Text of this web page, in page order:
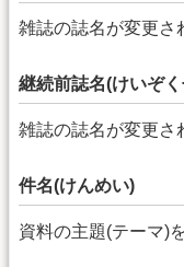
雑誌の誌名が変更さ
継続前誌名(けいぞ
雑誌の誌名が変更さ
件名(けんめい)
資料の主題(テーマ)